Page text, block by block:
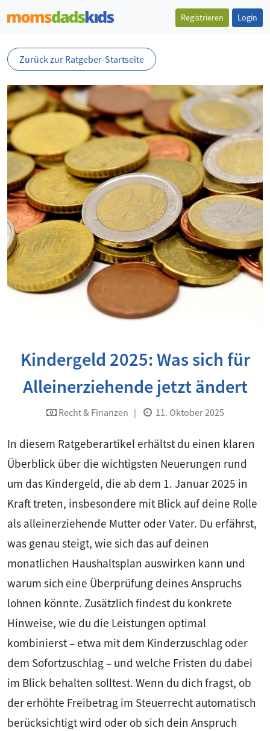
Registrieren Login
Zurück zur Ratgeber-Startseite
Kindergeld 2025: Was sich für
Alleinerziehende jetzt ändert
Recht & Finanzen | 11. Oktober 2025
In diesem Ratgeberartikel erhältst du einen klaren
Überblick über die wichtigsten Neuerungen rund
um das Kindergeld, die ab dem 1. Januar 2025 in
Kraft treten, insbesondere mit Blick auf deine Rolle
als alleinerziehende Mutter oder Vater. Du erfährst,
was genau steigt, wie sich das auf deinen
monatlichen Haushaltsplan auswirken kann und
warum sich eine Überprüfung deines Anspruchs
lohnen könnte. Zusätzlich findest du konkrete
Hinweise, wie du die Leistungen optimal
kombinierst – etwa mit dem Kinderzuschlag oder
dem Sofortzuschlag – und welche Fristen du dabei
im Blick behalten solltest. Wenn du dich fragst, ob
der erhöhte Freibetrag im Steuerrecht automatisch
berücksichtigt wird oder ob sich dein Anspruch